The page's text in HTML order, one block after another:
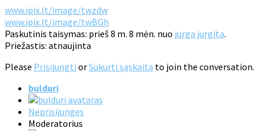
www.ipix.lt/image/twzdw
www.ipix.lt/image/twBGh
Paskutinis taisymas: prieš 8 m. 8 mėn. nuo jurga jurgita.
Priežastis: atnaujinta
Please Prisijungti orSukurti sąskaitą to join the conversation.
bulduri
Neprisijungęs
Moderatorius